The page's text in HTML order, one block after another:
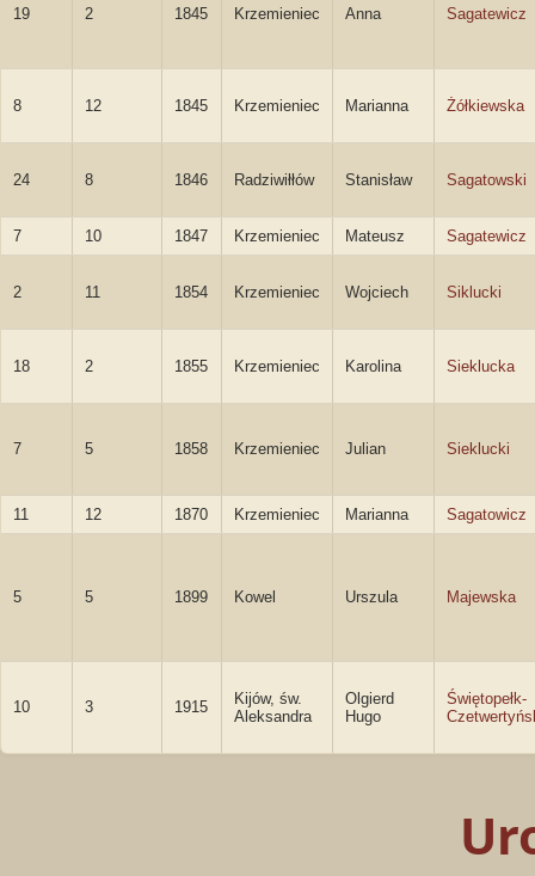
19 2 1845 Krzemieniec Anna Sagatewicz
8 12 1845 Krzemieniec Marianna Żółkiewska
24 8 1846 Radziwiłłów Stanisław Sagatowski
7 10 1847 Krzemieniec Mateusz Sagatewicz
2 11 1854 Krzemieniec Wojciech Siklucki
18 2 1855 Krzemieniec Karolina Sieklucka
7 5 1858 Krzemieniec Julian Sieklucki
11 12 1870 Krzemieniec Marianna Sagatowicz
5 5 1899 Kowel Urszula Majewska
10 3 1915
Kijów, św.
Aleksandra
Olgierd
Hugo
Świętopełk-